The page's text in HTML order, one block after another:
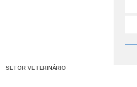
SETOR VETERINÁRIO